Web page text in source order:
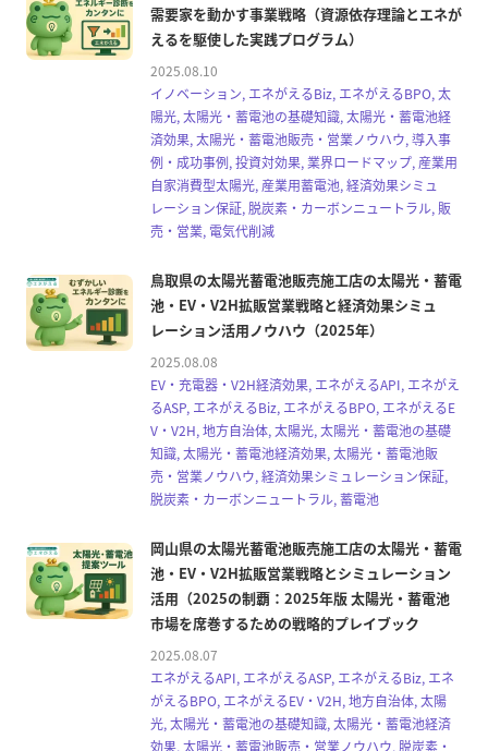
需要家を動かす事業戦略（資源依存理論とエネが
えるを駆使した実践プログラム）
2025.08.10
イノベーション, エネがえるBiz, エネがえるBPO, 太
陽光, 太陽光・蓄電池の基礎知識, 太陽光・蓄電池経
済効果, 太陽光・蓄電池販売・営業ノウハウ, 導入事
例・成功事例, 投資対効果, 業界ロードマップ, 産業用
自家消費型太陽光, 産業用蓄電池, 経済効果シミュ
レーション保証, 脱炭素・カーボンニュートラル, 販
売・営業, 電気代削減
鳥取県の太陽光蓄電池販売施工店の太陽光・蓄電
池・EV・V2H拡販営業戦略と経済効果シミュ
レーション活用ノウハウ（2025年）
2025.08.08
EV・充電器・V2H経済効果, エネがえるAPI, エネがえ
るASP, エネがえるBiz, エネがえるBPO, エネがえるE
V・V2H, 地方自治体, 太陽光, 太陽光・蓄電池の基礎
知識, 太陽光・蓄電池経済効果, 太陽光・蓄電池販
売・営業ノウハウ, 経済効果シミュレーション保証,
脱炭素・カーボンニュートラル, 蓄電池
岡山県の太陽光蓄電池販売施工店の太陽光・蓄電
池・EV・V2H拡販営業戦略とシミュレーション
活用（2025の制覇：2025年版 太陽光・蓄電池
市場を席巻するための戦略的プレイブック
2025.08.07
エネがえるAPI, エネがえるASP, エネがえるBiz, エネ
がえるBPO, エネがえるEV・V2H, 地方自治体, 太陽
光, 太陽光・蓄電池の基礎知識, 太陽光・蓄電池経済
効果, 太陽光・蓄電池販売・営業ノウハウ, 脱炭素・